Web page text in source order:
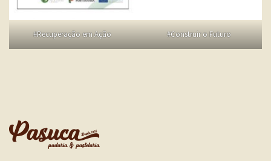
#Recuperação em Ação #Construir o Futuro